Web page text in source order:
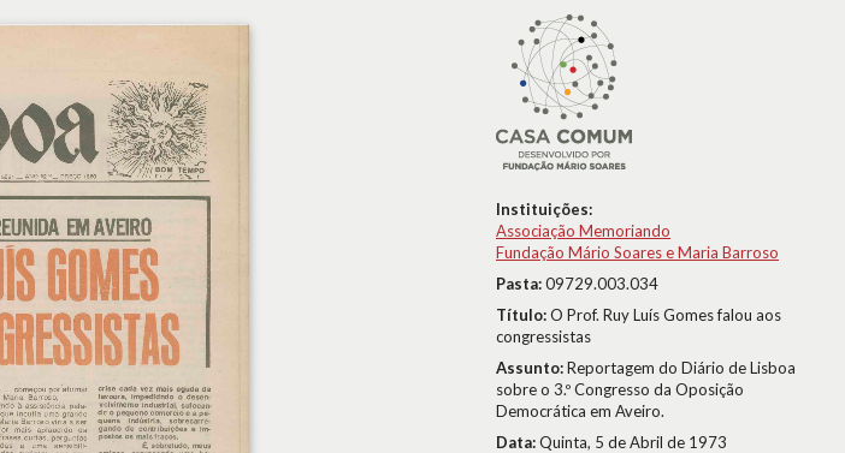
Instituições:
Associação Memoriando
Fundação Mário Soares e Maria Barroso
Pasta:09729.003.034
Título:O Prof. Ruy Luís Gomes falou aos
congressistas
Assunto:Reportagem do Diário de Lisboa
sobre o 3.º Congresso da Oposição
Democrática em Aveiro.
Data:Quinta, 5 de Abril de 1973